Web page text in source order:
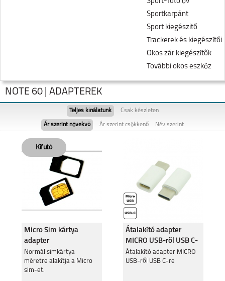
Sportkarpánt
Sport kiegészitő
Trackerek és kiegészítői
Okos zár kiegészítők
További okos eszköz
REALME NOTE 50
REALME 11 5G REALME 9 PRO 5G
NOTE 60 | ADAPTEREK
Teljes kínálatunk Csak készleten
Ár szerint növekvő Ár szerint csökkenő Név szerint
Micro Sim kártya
adapter
Normál simkártya
méretre alakítja a Micro
sim-et.
Átalakító adapter
MICRO USB-ről USB C-
re
Átalakító adapter MICRO
USB-ről USB C-re